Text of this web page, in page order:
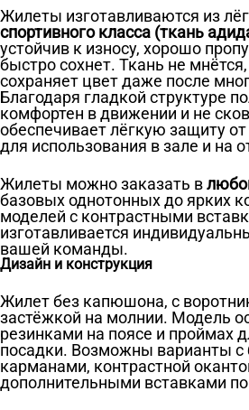
Жилеты изготавливаются из
спортивного класса (ткань
устойчив к износу, хорошо
быстро сохнет. Ткань не
сохраняет цвет даже после
Благодаря гладкой структуре
комфортен в движении и не
обеспечивает лёгкую защиту
для использования в зале и на
Жилеты можно заказать в
базовых однотонных до ярких
моделей с контрастными
изготавливается
вашей команды.
Дизайн и конструкция
Жилет без капюшона, с
застёжкой на молнии. Модель
резинками на поясе и проймах
посадки. Возможны варианты
карманами, контрастной
дополнительными вставками